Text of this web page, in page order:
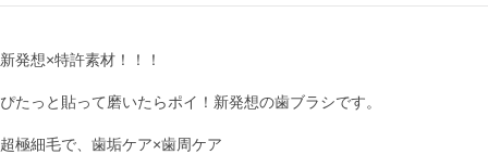
新発想×特許素材！！！
ぴたっと貼って磨いたらポイ！新発想の歯ブラシです。
超極細毛で、歯垢ケア×歯周ケア